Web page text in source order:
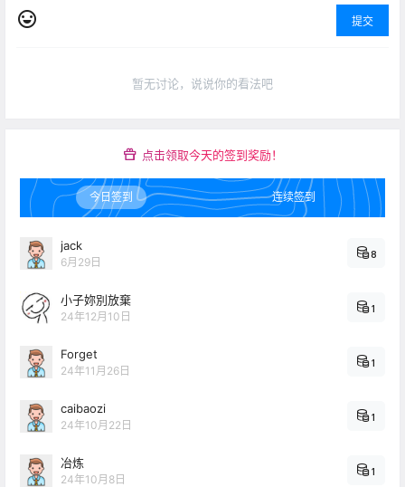
提交
暂无讨论，说说你的看法吧
点击领取今天的签到奖励！
今日签到 连续签到
jack
6月29日
8
小子妳別放棄
24年12月10日
1
Forget
24年11月26日
1
caibaozi
24年10月22日
1
冶炼
24年10月8日
1